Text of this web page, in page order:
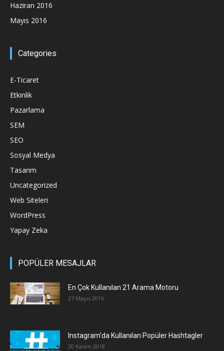
Haziran 2016
Mayıs 2016
Categories
E-Ticaret
Etkinlik
Pazarlama
SEM
SEO
Sosyal Medya
Tasarım
Uncategorized
Web Siteleri
WordPress
Yapay Zeka
POPÜLER MESAJLAR
En Çok Kullanılan 21 Arama Motoru
27 Mayıs 2016
Instagram’da Kullanılan Popüler Hashtagler
20 Kasım 2018